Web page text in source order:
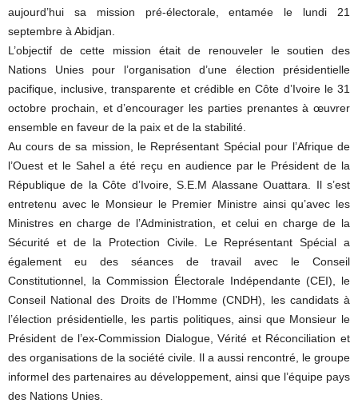
aujourd’hui sa mission pré-électorale, entamée le lundi 21
septembre à Abidjan.
L’objectif de cette mission était de renouveler le soutien des
Nations Unies pour l’organisation d’une élection présidentielle
pacifique, inclusive, transparente et crédible en Côte d’Ivoire le 31
octobre prochain, et d’encourager les parties prenantes à œuvrer
ensemble en faveur de la paix et de la stabilité.
Au cours de sa mission, le Représentant Spécial pour l’Afrique de
l’Ouest et le Sahel a été reçu en audience par le Président de la
République de la Côte d’Ivoire, S.E.M Alassane Ouattara. Il s’est
entretenu avec le Monsieur le Premier Ministre ainsi qu’avec les
Ministres en charge de l’Administration, et celui en charge de la
Sécurité et de la Protection Civile. Le Représentant Spécial a
également eu des séances de travail avec le Conseil
Constitutionnel, la Commission Électorale Indépendante (CEI), le
Conseil National des Droits de l’Homme (CNDH), les candidats à
l’élection présidentielle, les partis politiques, ainsi que Monsieur le
Président de l’ex-Commission Dialogue, Vérité et Réconciliation et
des organisations de la société civile. Il a aussi rencontré, le groupe
informel des partenaires au développement, ainsi que l’équipe pays
des Nations Unies.